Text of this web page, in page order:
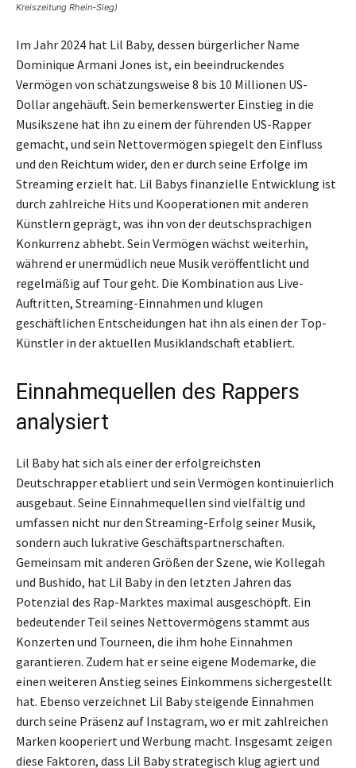
Kreiszeitung Rhein-Sieg)
Im Jahr 2024 hat Lil Baby, dessen bürgerlicher Name
Dominique Armani Jones ist, ein beeindruckendes
Vermögen von schätzungsweise 8 bis 10 Millionen US-
Dollar angehäuft. Sein bemerkenswerter Einstieg in die
Musikszene hat ihn zu einem der führenden US-Rapper
gemacht, und sein Nettovermögen spiegelt den Einfluss
und den Reichtum wider, den er durch seine Erfolge im
Streaming erzielt hat. Lil Babys finanzielle Entwicklung ist
durch zahlreiche Hits und Kooperationen mit anderen
Künstlern geprägt, was ihn von der deutschsprachigen
Konkurrenz abhebt. Sein Vermögen wächst weiterhin,
während er unermüdlich neue Musik veröffentlicht und
regelmäßig auf Tour geht. Die Kombination aus Live-
Auftritten, Streaming-Einnahmen und klugen
geschäftlichen Entscheidungen hat ihn als einen der Top-
Künstler in der aktuellen Musiklandschaft etabliert.
Einnahmequellen des Rappers
analysiert
Lil Baby hat sich als einer der erfolgreichsten
Deutschrapper etabliert und sein Vermögen kontinuierlich
ausgebaut. Seine Einnahmequellen sind vielfältig und
umfassen nicht nur den Streaming-Erfolg seiner Musik,
sondern auch lukrative Geschäftspartnerschaften.
Gemeinsam mit anderen Größen der Szene, wie Kollegah
und Bushido, hat Lil Baby in den letzten Jahren das
Potenzial des Rap-Marktes maximal ausgeschöpft. Ein
bedeutender Teil seines Nettovermögens stammt aus
Konzerten und Tourneen, die ihm hohe Einnahmen
garantieren. Zudem hat er seine eigene Modemarke, die
einen weiteren Anstieg seines Einkommens sichergestellt
hat. Ebenso verzeichnet Lil Baby steigende Einnahmen
durch seine Präsenz auf Instagram, wo er mit zahlreichen
Marken kooperiert und Werbung macht. Insgesamt zeigen
diese Faktoren, dass Lil Baby strategisch klug agiert und